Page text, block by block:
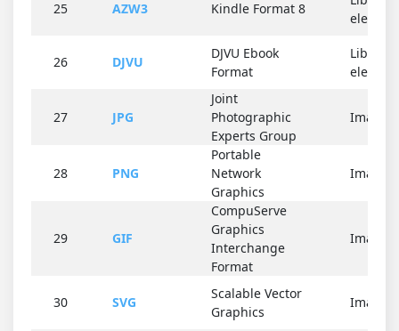
25 AZW3 Kindle Format 8
26 DJVU
DJVU Ebook
Format
Libro
27 JPG
Joint
Photographic
Experts Group
Imagen
28 PNG
Portable
Network
Graphics
Imagen
29 GIF
CompuServe
Graphics
Interchange
Format
Imagen
30 SVG
Scalable Vector
Graphics
Imagen